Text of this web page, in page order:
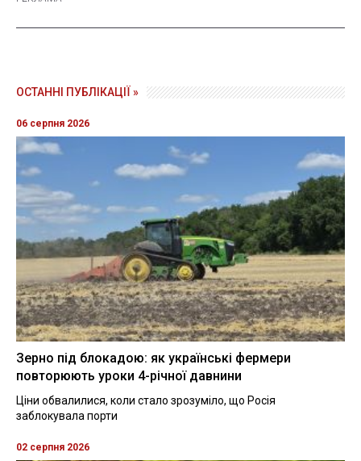
ОСТАННІ ПУБЛІКАЦІЇ »
06 серпня 2026
Зерно під блокадою: як українські фермери
повторюють уроки 4-річної давнини
Ціни обвалилися, коли стало зрозуміло, що Росія
заблокувала порти
02 серпня 2026